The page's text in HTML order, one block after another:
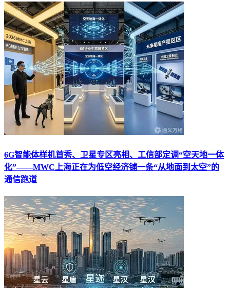
6G智能体样机首秀、卫星专区亮相、工信部定调“空天地一体
化”——MWC上海正在为低空经济铺一条“从地面到太空”的
通信跑道